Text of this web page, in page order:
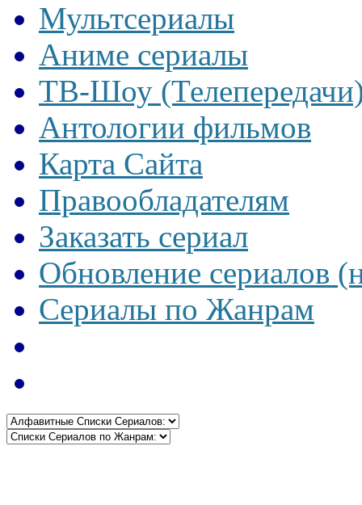
Мультсериалы
Аниме сериалы
ТВ-Шоу
Антологии фильмов
Карта Сайта
Правообладателям
Заказать сериал
Обновление сериалов
Сериалы по Жанрам